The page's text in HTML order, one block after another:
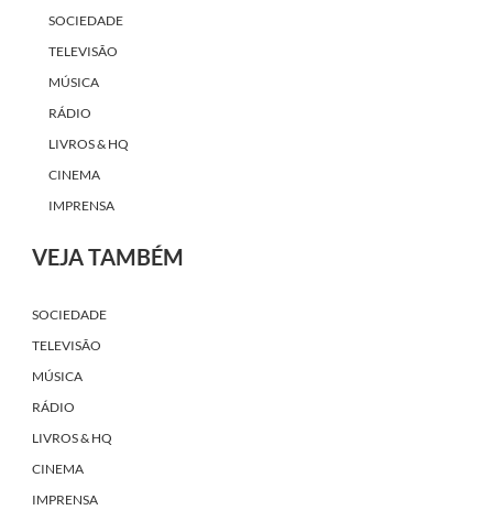
SOCIEDADE
TELEVISÃO
MÚSICA
RÁDIO
LIVROS & HQ
CINEMA
IMPRENSA
VEJA TAMBÉM
SOCIEDADE
TELEVISÃO
MÚSICA
RÁDIO
LIVROS & HQ
CINEMA
IMPRENSA